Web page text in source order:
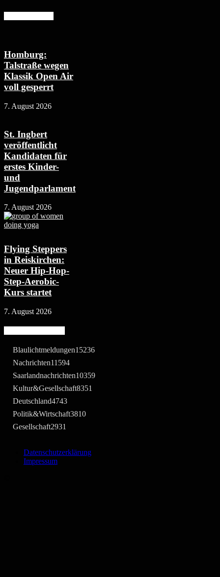
Homburg:
Talstraße wegen
Klassik Open Air
voll gesperrt
7. August 2026
St. Ingbert
veröffentlicht
Kandidaten für
erstes Kinder-
und
Jugendparlament
7. August 2026
Flying Steppers
in Reiskirchen:
Neuer Hip-Hop-
Step-Aerobic-
Kurs startet
7. August 2026
Blaulichtmeldungen15236
Nachrichten11594
Saarlandnachrichten10359
Kultur&Gesellschaft8351
Deutschland4743
Politik&Wirtschaft3810
Gesellschaft2931
Datenschutzerklärung
Impressum